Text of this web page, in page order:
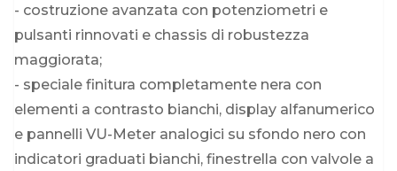
- costruzione avanzata con potenziometri e
pulsanti rinnovati e chassis di robustezza
maggiorata;
- speciale finitura completamente nera con
elementi a contrasto bianchi, display alfanumerico
e pannelli VU-Meter analogici su sfondo nero con
indicatori graduati bianchi, finestrella con valvole a